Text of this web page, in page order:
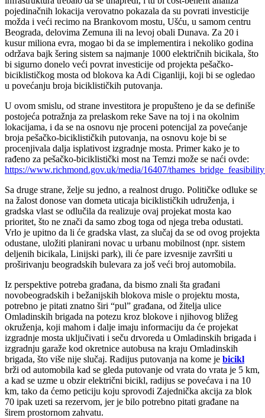
pojedinačnih lokacija verovatno pokazala da su povrati investicije
možda i veći recimo na Brankovom mostu, Ušću, u samom centru
Beograda, delovima Zemuna ili na levoj obali Dunava. Za 20 i
kusur miliona evra, mogao bi da se implementira i nekoliko godina
održava bajk šering sistem sa najmanje 1000 električnih bicikala, što
bi sigurno donelo veći povrat investicije od projekta pešačko-
biciklističkog mosta od blokova ka Adi Ciganliji, koji bi se ogledao
u povećanju broja biciklističkih putovanja.
U ovom smislu, od strane investitora je propušteno je da se definiše
postojeća potražnja za prelaskom reke Save na toj i na okolnim
lokacijama, i da se na osnovu nje proceni potencijal za povećanje
broja pešačko-biciklističkih putovanja, na osnovu koje bi se
procenjivala dalja isplativost izgradnje mosta. Primer kako je to
rađeno za pešačko-biciklistički most na Temzi može se naći ovde:
https://www.richmond.gov.uk/media/16407/
Sa druge strane, želje su jedno, a realnost drugo. Političke odluke se
na žalost donose van dometa uticaja biciklističkih udruženja, i
gradska vlast se odlučila da realizuje ovaj projekat mosta kao
prioritet, što ne znači da samo zbog toga od njega treba odustati.
Vrlo je upitno da li će gradska vlast, za slučaj da se od ovog projekta
odustane, uložiti planirani novac u urbanu mobilnost (npr. sistem
deljenih bicikala, Linijski park), ili će pare izvesnije završiti u
proširivanju beogradskih bulevara za još veći broj automobila.
Iz perspektive potreba građana, da bismo znali šta građani
novobeogradskih i bežanijskih blokova misle o projektu mosta,
potrebno je pitati znatno širi “pul” građana, od žitelja ulice
Omladinskih brigada na potezu kroz blokove i njihovog bližeg
okruženja, koji mahom i dalje imaju informaciju da će projekat
izgradnje mosta uključivati i seču drvoreda u Omladinskih brigada i
izgradnju garaže kod okretnice autobusa na kraju Omladinskih
brigada, što više nije slučaj. Radijus putovanja na kome je bicikl
brži od automobila kad se gleda putovanje od vrata do vrata je 5 km,
a kad se uzme u obzir električni bicikl, radijus se povećava i na 10
km, tako da ćemo peticiju koju sprovodi Zajednička akcija za blok
70 ipak uzeti sa rezervom, jer je bilo potrebno pitati građane na
širem prostornom zahvatu.